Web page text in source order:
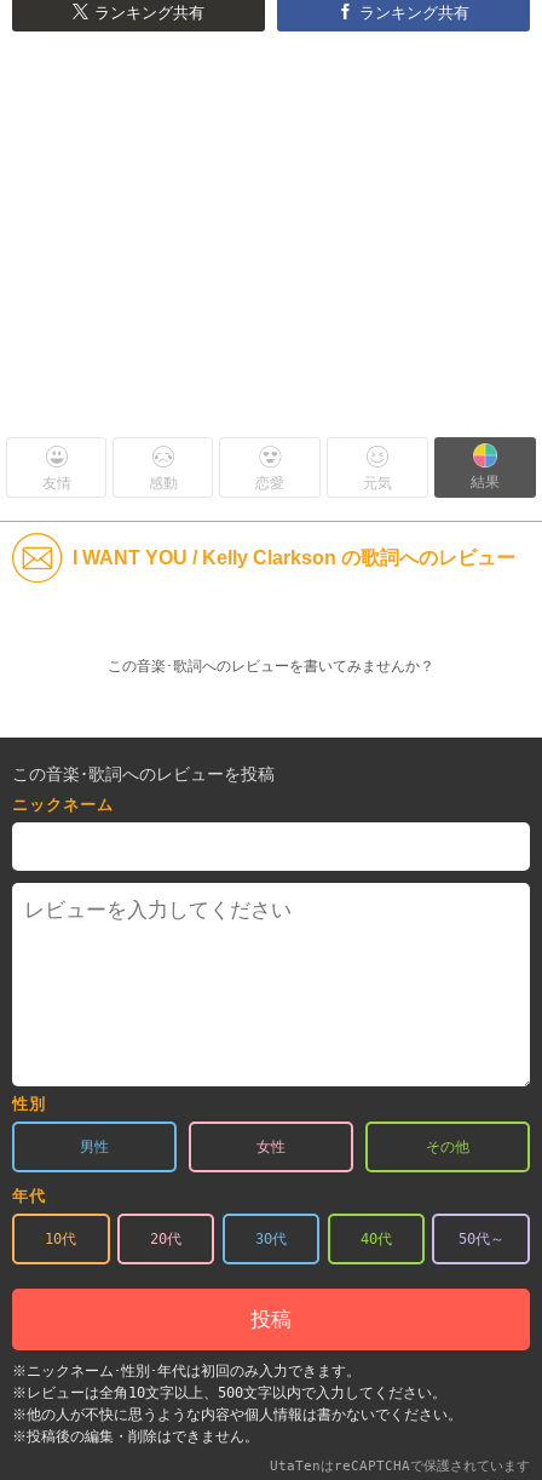
ランキング共有 ランキング共有
友情 感動 恋愛 元気 結果
I WANT YOU / Kelly Clarkson の歌詞へのレビュー
この音楽･歌詞へのレビューを書いてみませんか？
この音楽･歌詞へのレビューを投稿
ニックネーム
性別
男性 女性 その他
年代
10代 20代 30代 40代 50代～
投稿
※ニックネーム･性別･年代は初回のみ入力できます。
※レビューは全角10文字以上、500文字以内で入力してください。
※他の人が不快に思うような内容や個人情報は書かないでください。
※投稿後の編集・削除はできません。
UtaTenはreCAPTCHAで保護されています